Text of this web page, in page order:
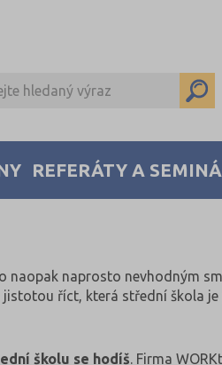
REFERÁTY A
naprosto nevhodným
říct, která střední škola je
školu se hodíš. Firma